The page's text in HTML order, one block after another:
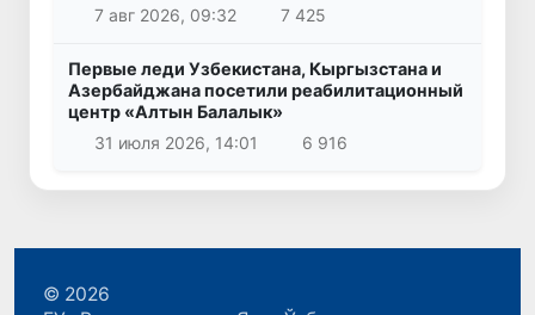
7 авг 2026, 09:32
7 425
Первые леди Узбекистана, Кыргызстана и
Азербайджана посетили реабилитационный
центр «Алтын Балалык»
31 июля 2026, 14:01
6 916
© 2026